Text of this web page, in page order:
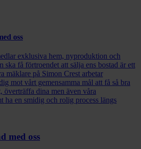
oss
exklusiva hem, nyproduktion och
ska få förtroendet att sälja ens bostad är ett
mäklare på Simon Crest arbetar
mot vårt gemensamma mål att få så bra
överträffa dina men även våra
ha en smidig och rolig process längs
med oss